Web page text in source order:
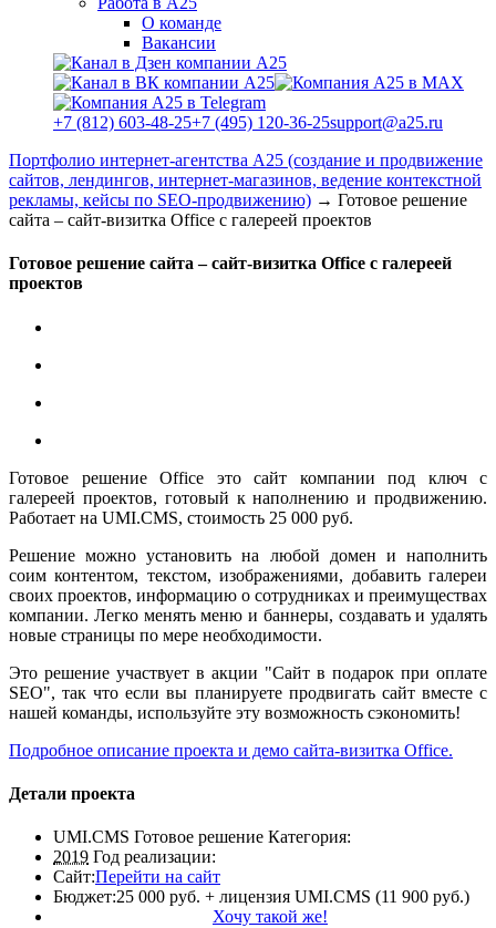
О команде
Вакансии
+7 (812) 603-48-25+7 (495) 120-36-25support@a25.ru
Портфолио интернет-агентства А25 (создание и продвижение
сайтов, лендингов, интернет-магазинов, ведение контекстной
рекламы, кейсы по SEO-продвижению) → Готовое решение
сайта – сайт-визитка Office с галереей проектов
Готовое решение сайта – сайт-визитка Office с галереей
проектов
Готовое решение Office это сайт компании под ключ с
галереей проектов, готовый к наполнению и продвижению.
Работает на UMI.CMS, стоимость 25 000 руб.
Решение можно установить на любой домен и наполнить
соим контентом, текстом, изображениями, добавить галереи
своих проектов, информацию о сотрудниках и преимуществах
компании. Легко менять меню и баннеры, создавать и удалять
новые страницы по мере необходимости.
Это решение участвует в акции "Сайт в подарок при оплате
SEO", так что если вы планируете продвигать сайт вместе с
нашей команды, используйте эту возможность сэкономить!
Подробное описание проекта и демо сайта-визитка Office.
Детали проекта
UMI.CMS Готовое решение Категория:
2019 Год реализации:
Сайт:Перейти на сайт
Бюджет:25 000 руб. + лицензия UMI.CMS (11 900 руб.)
Хочу такой же!